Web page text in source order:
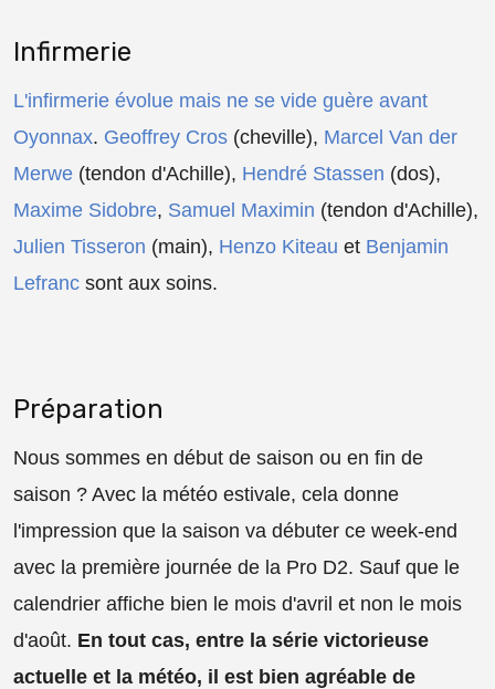
Infirmerie
L'infirmerie évolue mais ne se vide guère avant
Oyonnax. Geoffrey Cros (cheville), Marcel Van der
Merwe (tendon d'Achille), Hendré Stassen (dos),
Maxime Sidobre, Samuel Maximin (tendon d'Achille),
Julien Tisseron (main), Henzo Kiteau et Benjamin
Lefranc sont aux soins.
Préparation
Nous sommes en début de saison ou en fin de
saison ? Avec la météo estivale, cela donne
l'impression que la saison va débuter ce week-end
avec la première journée de la Pro D2. Sauf que le
calendrier affiche bien le mois d'avril et non le mois
d'août. En tout cas, entre la série victorieuse
actuelle et la météo, il est bien agréable de